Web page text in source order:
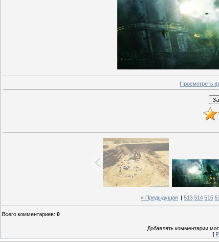
Просмотреть
« Предыдущая 513 514 515
Всего комментариев: 0
Добавлять комментарии
[